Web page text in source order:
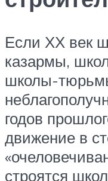
Если ХХ век
казармы,
школы-
годов
движение в
строятся